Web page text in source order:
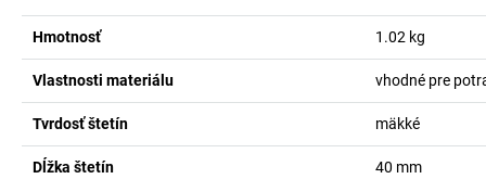
Hmotnosť 1.02 kg
Vlastnosti materiálu vhodné pre
Tvrdosť štetín mäkké
Dĺžka štetín 40 mm